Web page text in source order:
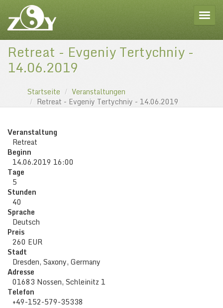
Retreat - Evgeniy Tertychniy -
14.06.2019
Startseite
Veranstaltungen
Retreat - Evgeniy Tertychniy - 14.06.2019
Veranstaltung
Retreat
Beginn
14.06.2019 16:00
Tage
5
Stunden
40
Sprache
Deutsch
Preis
260 EUR
Stadt
Dresden, Saxony, Germany
Adresse
01683 Nossen, Schleinitz 1
Telefon
+49-152-579-35338